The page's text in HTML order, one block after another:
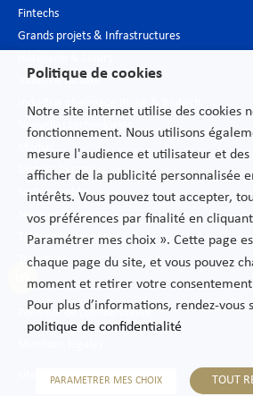
Fintechs
Grands projets & Infrastructures
Industrie du luxe
Industrie pharmaceutique & Biotech
Nouvelles technologies
Secteur bancaire
Secteur public
Services financiers
Télécommunications
Transport
Politique de confidentialité
Sitemap
Politique de cookies
Notre site internet utilise des cookies
fonctionnement. Nous utilisons
mesure l'audience et utilisateur et des
afficher de la publicité personnalisée
intérêts. Vous pouvez tout accepter,
vos préférences par finalité en
Paramétrer mes choix ». Cette page
chaque page du site, et vous pouvez
moment et retirer votre
Pour plus d’informations, rendez-vous
politique de confidentialité
PARAMETRER MES CHOIX TOUT